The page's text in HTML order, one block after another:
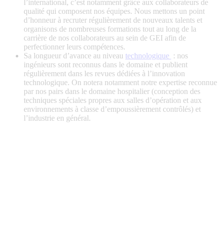
l’international, c’est notamment grâce aux collaborateurs de
qualité qui composent nos équipes. Nous mettons un point
d’honneur à recruter régulièrement de nouveaux talents et
organisons de nombreuses formations tout au long de la
carrière de nos collaborateurs au sein de GEI afin de
perfectionner leurs compétences.
Sa longueur d’avance au niveau technologique : nos
ingénieurs sont reconnus dans le domaine et publient
régulièrement dans les revues dédiées à l’innovation
technologique. On notera notamment notre expertise reconnue
par nos pairs dans le domaine hospitalier (conception des
techniques spéciales propres aux salles d’opération et aux
environnements à classe d’empoussièrement contrôlés) et
l’industrie en général.